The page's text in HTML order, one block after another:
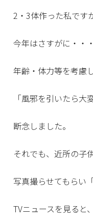
2・3体作った私です
今年はさすがに・・・
年齢・体力等を考慮
「風邪を引いたら大
断念しました。
それでも、近所の子
写真撮らせてもらい
TVニュースを見ると